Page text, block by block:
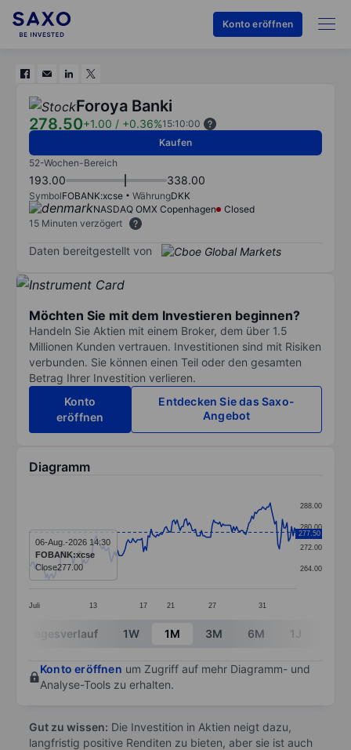
Konto eröffnen
Foroya Banki
278.50+1.00 / +0.36%15:10:00
Kaufen
52-Wochen-Bereich
193.00 338.00
SymbolFOBANK:xcse WährungDKK
NASDAQ OMX Copenhagen
Closed
15 Minuten verzögert
Daten bereitgestellt von
Möchten Sie mit dem Investieren beginnen?
Handeln Sie Aktien mit einem Broker, dem über 1.5
Millionen Kunden vertrauen. Investitionen sind mit Risiken
verbunden. Sie können einen Teil oder den gesamten
Betrag Ihrer Investition verlieren.
Konto
eröffnen
Entdecken Sie das Saxo-
Angebot
Diagramm
Line chart with 176 data points.
The chart has 1 X axis displaying categories.
The chart has 1 Y axis displaying values. Data
Juli 13 17 21 27 31
264.00
272.00
280.00
288.00
277.50
06-Aug.-2026 14:30
FOBANK:xcse
Close277.00
End of interactive chart.
Tagesverlauf 1W 1M 3M 6M 1J
Konto eröffnen um Zugriff auf mehr Diagramm- und
Analyse-Tools zu erhalten.
Gut zu wissen: Die Investition in Aktien neigt dazu,
langfristig positive Renditen zu bieten, aber sie ist auch